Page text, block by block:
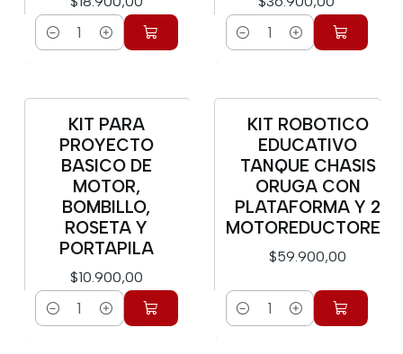
Cantidad Cantidad
KIT PARA
PROYECTO
BASICO DE
MOTOR,
BOMBILLO,
ROSETA Y
PORTAPILA
$10.900,00
Cantidad
KIT ROBOTICO
EDUCATIVO
TANQUE CHASIS
ORUGA CON
PLATAFORMA Y 2
MOTOREDUCTORES
$59.900,00
Cantidad